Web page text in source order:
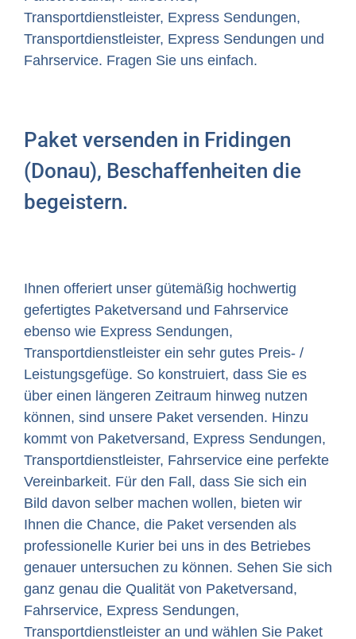
Transportdienstleister, Express Sendungen,
Transportdienstleister, Express Sendungen und
Fahrservice. Fragen Sie uns einfach.
Paket versenden in Fridingen
(Donau), Beschaffenheiten die
begeistern.
Ihnen offeriert unser gütemäßig hochwertig
gefertigtes Paketversand und Fahrservice
ebenso wie Express Sendungen,
Transportdienstleister ein sehr gutes Preis- /
Leistungsgefüge. So konstruiert, dass Sie es
über einen längeren Zeitraum hinweg nutzen
können, sind unsere Paket versenden. Hinzu
kommt von Paketversand, Express Sendungen,
Transportdienstleister, Fahrservice eine perfekte
Vereinbarkeit. Für den Fall, dass Sie sich ein
Bild davon selber machen wollen, bieten wir
Ihnen die Chance, die Paket versenden als
professionelle Kurier bei uns in des Betriebes
genauer untersuchen zu können. Sehen Sie sich
ganz genau die Qualität von Paketversand,
Fahrservice, Express Sendungen,
Transportdienstleister an und wählen Sie Paket